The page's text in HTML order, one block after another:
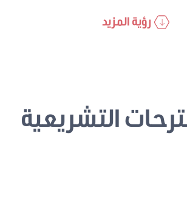
رؤية المزيد
التشريعية